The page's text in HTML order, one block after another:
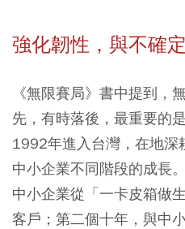
強化韌性，與不確
《無限賽局》書中提到，
先，有時落後，最重要的
1992年進入台灣，在地深
中小企業不同階段的成長
中小企業從「一卡皮箱做
客戶；第二個十年，與中